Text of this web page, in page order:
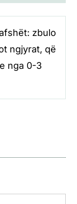
zbulo
ngjyrat, që
nga 0-3